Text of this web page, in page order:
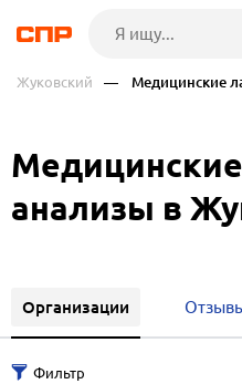
Жуковский — Медицинские
анализы в
Организации